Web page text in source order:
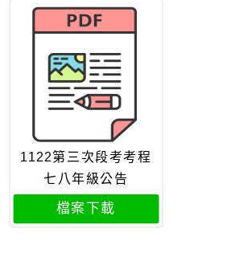
1122第三次段考考程
七八年級公告
檔案下載